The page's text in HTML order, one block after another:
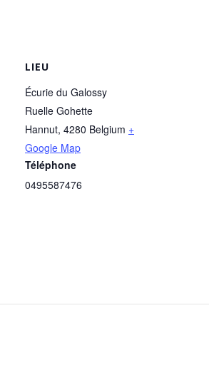
LIEU
Écurie du Galossy
Ruelle Gohette
Hannut, 4280 Belgium +
Google Map
Téléphone
0495587476